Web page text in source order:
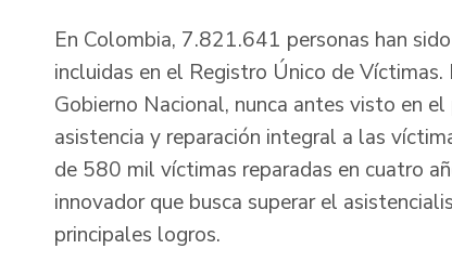
En Colombia, 7.821.641 personas han
incluidas en el Registro Único de
Gobierno Nacional, nunca antes visto en
asistencia y reparación integral a las
de 580 mil víctimas reparadas en cuatro
innovador que busca superar el
principales logros.